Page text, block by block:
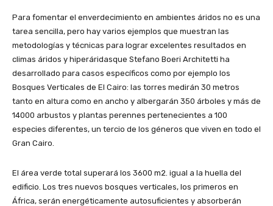
Para fomentar el enverdecimiento en ambientes áridos no es una
tarea sencilla, pero hay varios ejemplos que muestran las
metodologías y técnicas para lograr excelentes resultados en
climas áridos y hiperáridasque Stefano Boeri Architetti ha
desarrollado para casos específicos como por ejemplo los
Bosques Verticales de El Cairo: las torres medirán 30 metros
tanto en altura como en ancho y albergarán 350 árboles y más de
14000 arbustos y plantas perennes pertenecientes a 100
especies diferentes, un tercio de los géneros que viven en todo el
Gran Cairo.
El área verde total superará los 3600 m2. igual a la huella del
edificio. Los tres nuevos bosques verticales, los primeros en
África, serán energéticamente autosuficientes y absorberán